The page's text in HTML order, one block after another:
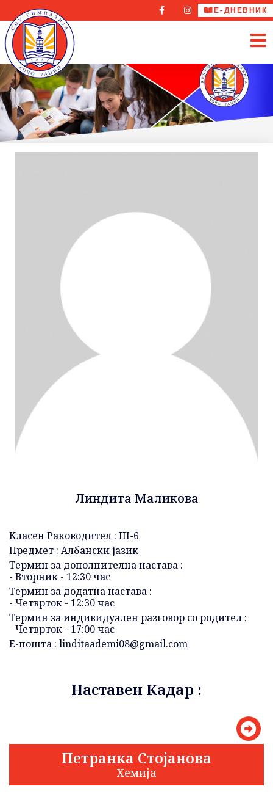
Е-ДНЕВНИК
Линдита Маликова
Класен Раководител : III-6
Предмет : Албански јазик
Термин за дополнителна настава :
- Вторник - 12:30 час
Термин за додатна настава :
- Четврток - 12:30 час
Термин за индивидуален разговор со родител :
- Четврток - 17:00 час
Е-пошта : linditaademi08@gmail.com
Наставен Кадар :
Петранка Стојанова
Хемија